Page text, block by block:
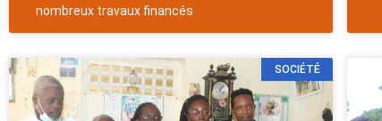
nombreux travaux financés
SOCIÉTÉ